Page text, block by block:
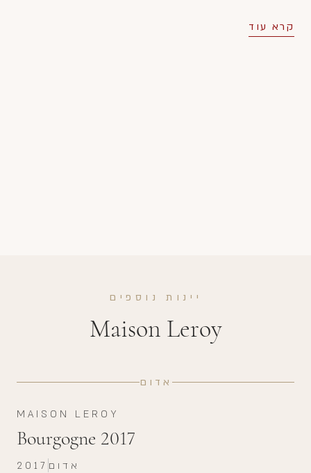
קרא עוד
יינות נוספים
Maison Leroy
אדום
MAISON LEROY
Bourgogne 2017
2017 אדום